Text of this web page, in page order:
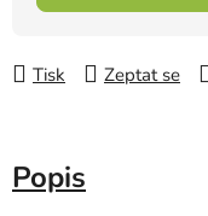
Tisk Zeptat se
Popis